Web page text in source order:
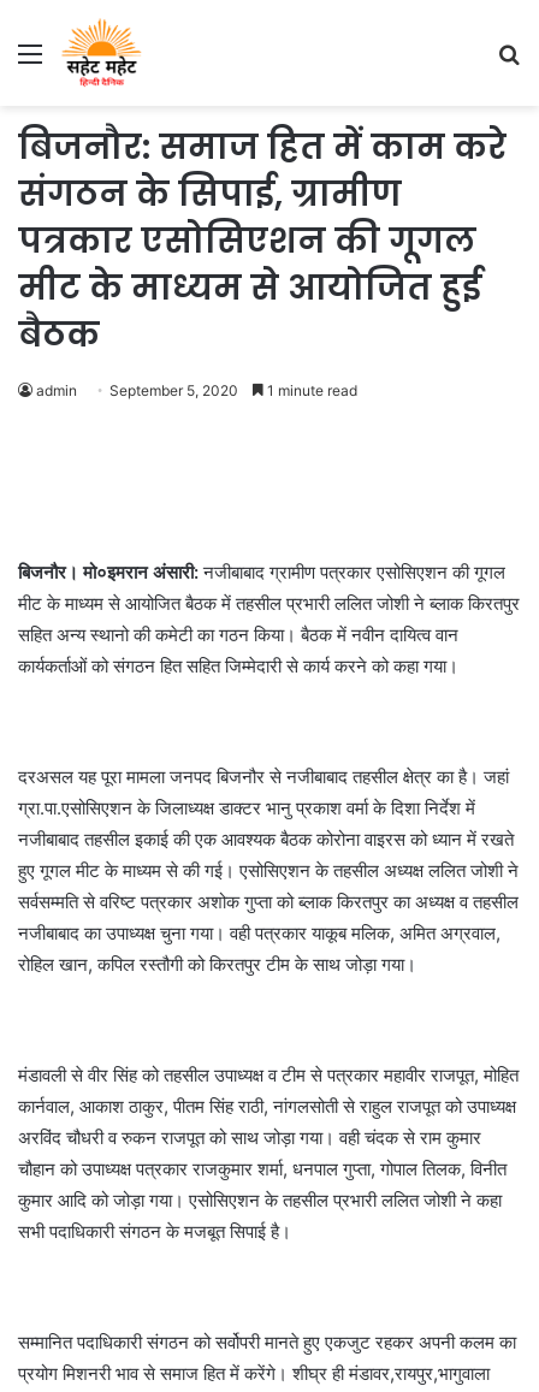
Menu
बिजनौर: समाज हित में काम करे
संगठन के सिपाई, ग्रामीण
पत्रकार एसोसिएशन की गूगल
मीट के माध्यम से आयोजित हुई
बैठक
admin September 5, 2020 1 minute read
बिजनौर। मो०इमरान अंसारी:नजीबाबाद ग्रामीण पत्रकार एसोसिएशन की गूगल
मीट के माध्यम से आयोजित बैठक में तहसील प्रभारी ललित जोशी ने ब्लाक किरतपुर
सहित अन्य स्थानो की कमेटी का गठन किया। बैठक में नवीन दायित्व वान
कार्यकर्ताओं को संगठन हित सहित जिम्मेदारी से कार्य करने को कहा गया।
दरअसल यह पूरा मामला जनपद बिजनौर से नजीबाबाद तहसील क्षेत्र का है। जहां
ग्रा.पा.एसोसिएशन के जिलाध्यक्ष डाक्टर भानु प्रकाश वर्मा के दिशा निर्देश में
नजीबाबाद तहसील इकाई की एक आवश्यक बैठक कोरोना वाइरस को ध्यान में रखते
हुए गूगल मीट के माध्यम से की गई। एसोसिएशन के तहसील अध्यक्ष ललित जोशी ने
सर्वसम्मति से वरिष्ट पत्रकार अशोक गुप्ता को ब्लाक किरतपुर का अध्यक्ष व तहसील
नजीबाबाद का उपाध्यक्ष चुना गया। वही पत्रकार याकूब मलिक, अमित अग्रवाल,
रोहिल खान, कपिल रस्तौगी को किरतपुर टीम के साथ जोड़ा गया।
मंडावली से वीर सिंह को तहसील उपाध्यक्ष व टीम से पत्रकार महावीर राजपूत, मोहित
कार्नवाल, आकाश ठाकुर, पीतम सिंह राठी, नांगलसोती से राहुल राजपूत को उपाध्यक्ष
अरविंद चौधरी व रुकन राजपूत को साथ जोड़ा गया। वही चंदक से राम कुमार
चौहान को उपाध्यक्ष पत्रकार राजकुमार शर्मा, धनपाल गुप्ता, गोपाल तिलक, विनीत
कुमार आदि को जोड़ा गया। एसोसिएशन के तहसील प्रभारी ललित जोशी ने कहा
सभी पदाधिकारी संगठन के मजबूत सिपाई है।
सम्मानित पदाधिकारी संगठन को सर्वोपरी मानते हुए एकजुट रहकर अपनी कलम का
प्रयोग मिशनरी भाव से समाज हित में करेंगे। शीघ्र ही मंडावर,रायपुर,भागुवाला